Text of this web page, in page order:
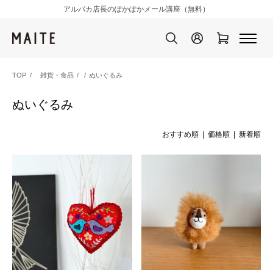
アルパカ店長のぽかぽかメール講座（無料）
TOP 雑貨・食品 / ぬいぐるみ
ぬいぐるみ
おすすめ順 | 価格順 | 新着順